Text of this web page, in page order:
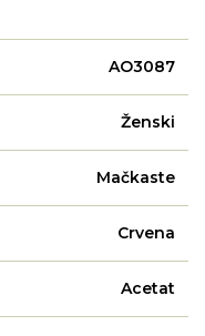
AO3087
Ženski
Mačkaste
Crvena
Acetat